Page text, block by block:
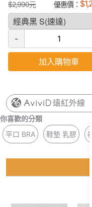
$2,990元 優惠價： $
-
加入購物車
遠紅外線
你喜歡的分類
平口 BRA
鞋墊 乳膠